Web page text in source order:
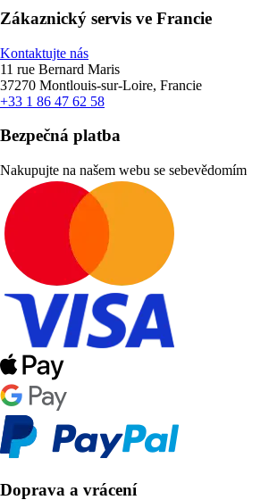
Zákaznický servis ve Francie
Kontaktujte nás
11 rue Bernard Maris
37270 Montlouis-sur-Loire, Francie
+33 1 86 47 62 58
Bezpečná platba
Nakupujte na našem webu se sebevědomím
Doprava a vrácení